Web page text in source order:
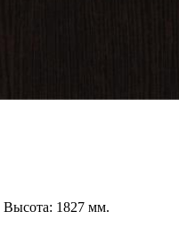
Высота: 1827 мм.